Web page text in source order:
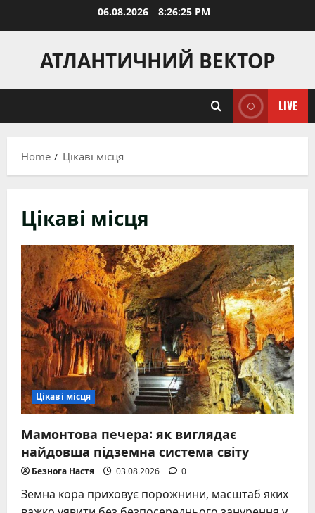
06.08.2026 8:26:27 PM
АТЛАНТИЧНИЙ ВЕКТОР
LIVE
Home Цікаві місця
Цікаві місця
Цікаві місця
Мамонтова печера: як виглядає
найдовша підземна система світу
Безнога Настя 03.08.2026 0
Земна кора приховує порожнини, масштаб яких